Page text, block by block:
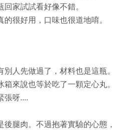
家試試看好像不錯。
很好用，口味也很道地唷。
人先做過了，材料也是這瓶。
來說也等於吃了一顆定心丸。
張呀....
腿肉。不過抱著實驗的心態，